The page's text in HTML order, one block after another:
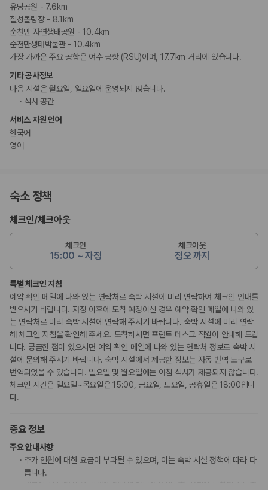
유당공원 - 7.6km
칠성볼링장 - 8.1km
순천만 자연생태공원 - 10.4km
순천만생태박물관 - 10.4km
가장 가까운 주요 공항은 여수 공항 (RSU)이며, 17.7km 거리에 있습니다.
기타 공사정보
다음 시설은 월요일, 일요일에 운영되지 않습니다.
식사 공간
서비스 지원 언어
한국어
영어
숙소 정책
체크인/체크아웃
체크인
15:00 ~ 자정
체크아웃
정오 까지
특별 체크인 지침
예약 확인 메일에 나와 있는 연락처로 숙박 시설에 미리 연락하여 체크인 안내를
받으시기 바랍니다. 자정 이후에 도착 예정이신 경우 예약 확인 메일에 나와 있
는 연락처로 미리 숙박 시설에 연락해 주시기 바랍니다. 숙박 시설에 미리 연락
해 체크인 지침을 확인해 주세요. 도착하시면 프런트 데스크 직원이 안내해 드립
니다. 궁금한 점이 있으시면 예약 확인 메일에 나와 있는 연락처 정보로 숙박 시
설에 문의해 주시기 바랍니다. 숙박 시설에서 제공한 정보는 자동 번역 도구로
번역되었을 수 있습니다. 일요일 및 월요일에는 아침 식사가 제공되지 않습니다.
체크인 시간은 일요일~목요일은 15:00, 금요일, 토요일, 공휴일은 18:00입니
다.
중요 정보
주요 안내사항
추가 인원에 대한 요금이 부과될 수 있으며, 이는 숙박 시설 정책에 따라 다
릅니다.